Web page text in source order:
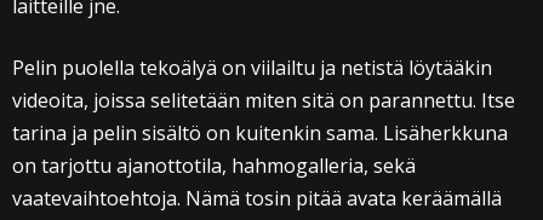
laitteille jne.
Pelin puolella tekoälyä on viilailtu ja netistä löytääkin
videoita, joissa selitetään miten sitä on parannettu. Itse
tarina ja pelin sisältö on kuitenkin sama. Lisäherkkuna
on tarjottu ajanottotila, hahmogalleria, sekä
vaatevaihtoehtoja. Nämä tosin pitää avata keräämällä